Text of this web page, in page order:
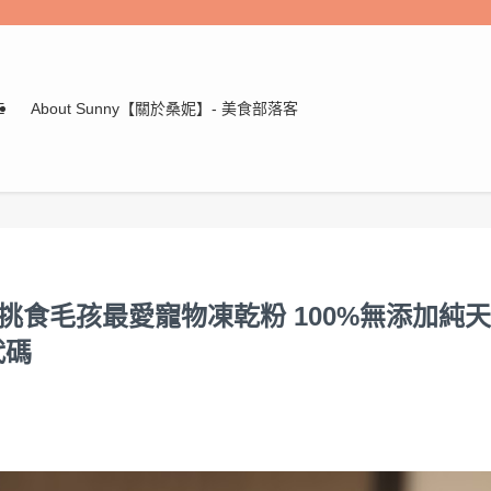
About Sunny【關於桑妮】- 美食部落客
食毛孩最愛寵物凍乾粉 100%無添加純天